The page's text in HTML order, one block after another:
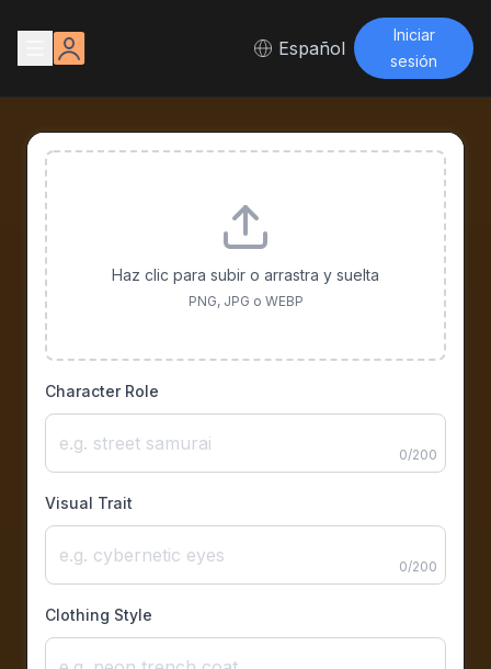
Español
Iniciar
sesión
Haz clic para subir o arrastra y suelta
PNG, JPG o WEBP
Character Role
0/200
Visual Trait
0/200
Clothing Style